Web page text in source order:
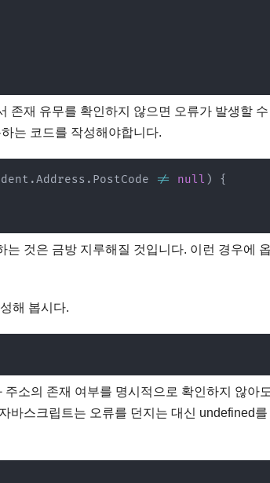
존재 유무를 확인하지 않으면 오류가 발생할 수
는 코드를 작성해야합니다.
.Address . PostCode != null )
{
것은 금방 지루해질 것입니다. 이런 경우에
해 봅시다.
소의 존재 여부를 명시적으로 확인하지 않아
바스크립트는 오류를 던지는 대신 undefined를